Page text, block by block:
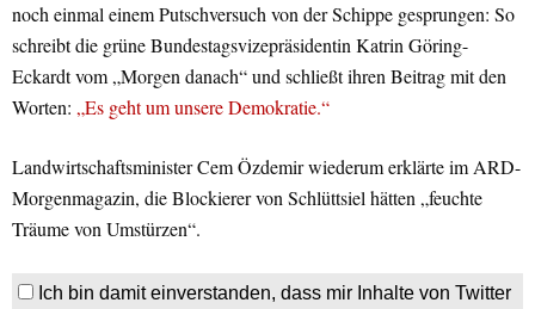
noch einmal einem Putschversuch von der Schippe gesprungen: So
schreibt die grüne Bundestagsvizepräsidentin Katrin Göring-
Eckardt vom „Morgen danach“ und schließt ihren Beitrag mit den
Worten: „Es geht um unsere Demokratie.“
Landwirtschaftsminister Cem Özdemir wiederum erklärte im ARD-
Morgenmagazin, die Blockierer von Schlüttsiel hätten „feuchte
Träume von Umstürzen“.
Ich bin damit einverstanden, dass mir Inhalte von Twitter